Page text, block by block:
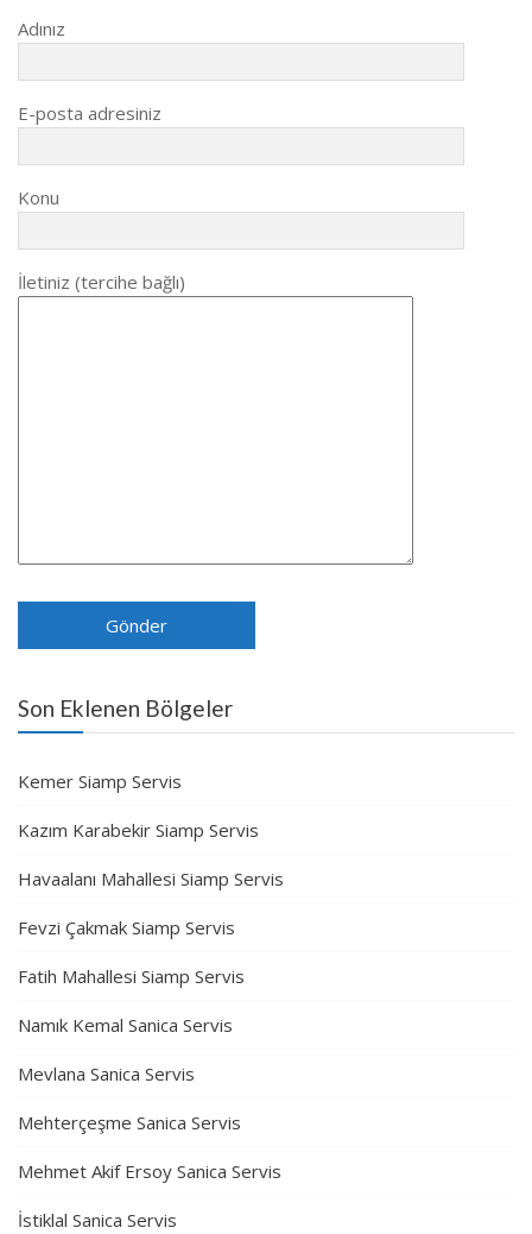
Adınız
E-posta adresiniz
Konu
İletiniz (tercihe bağlı)
Son Eklenen Bölgeler
Kemer Siamp Servis
Kazım Karabekir Siamp Servis
Havaalanı Mahallesi Siamp Servis
Fevzi Çakmak Siamp Servis
Fatih Mahallesi Siamp Servis
Namık Kemal Sanica Servis
Mevlana Sanica Servis
Mehterçeşme Sanica Servis
Mehmet Akif Ersoy Sanica Servis
İstiklal Sanica Servis